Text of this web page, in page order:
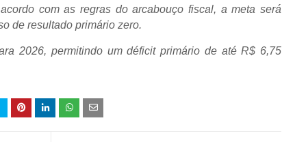
com as regras do arcabouço fiscal, a meta será
de resultado primário zero.
2026, permitindo um déficit primário de até R$ 6,75